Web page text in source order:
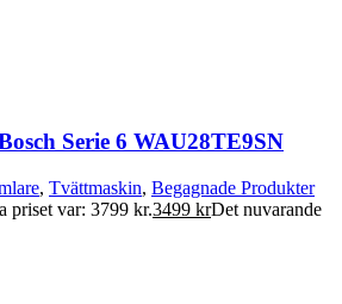
Serie 6 WAU28TE9SN
, Tvättmaskin, Begagnade Produkter
priset var: 3799 kr.3499 krDet nuvarande